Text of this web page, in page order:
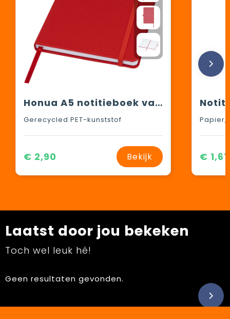
Honua A5 notitieboek van gerecycled papier met gerecyclede PET cover
Gerecycled PET-kunststof
€ 2,90 Bekijk
Papier,
€ 1,61
Laatst door jou bekeken
Toch wel leuk hé!
Geen resultaten gevonden.